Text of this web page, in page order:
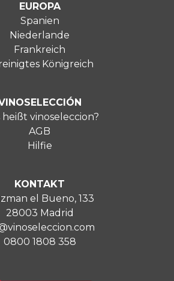
EUROPA
Spanien
Niederlande
Frankreich
Königreich
heißt vinoseleccion?
AGB
Hilfie
KONTAKT
el Bueno, 133
28003 Madrid
0800 1808 358